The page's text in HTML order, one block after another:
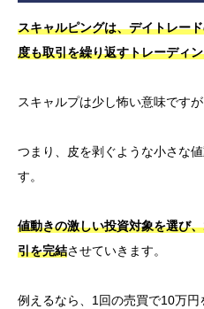
スキャルピングは、デイトレー
度も取引を繰り返すトレーディ
スキャルプは少し怖い意味です
つまり、皮を剥ぐような小さな
す。
値動きの激しい投資対象を選び
引を完結させていきます。
例えるなら、1回の売買で10万